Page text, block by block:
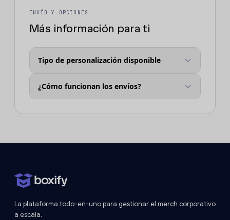
ENVÍO Y OPCIONES
Más información para ti
Tipo de personalización disponible
¿Cómo funcionan los envíos?
La plataforma todo-en-uno para gestionar el merch corporativo
a escala.